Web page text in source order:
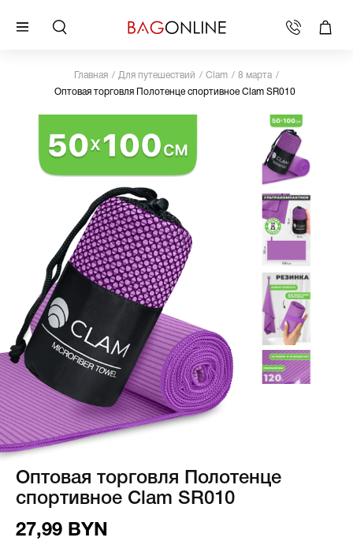
Главная Для путешествий Clam
8 марта
Оптовая торговля Полотенце спортивное Clam SR010
Оптовая торговля Полотенце
спортивное Clam SR010
27,99 BYN